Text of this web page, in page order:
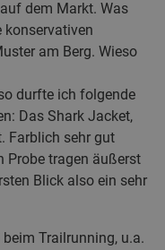
dem Markt. Was
konservativen
am Berg. Wieso
durfte ich folgende
Das Shark Jacket,
Farblich sehr gut
Probe tragen äußerst
Blick also ein sehr
Trailrunning, u.a.